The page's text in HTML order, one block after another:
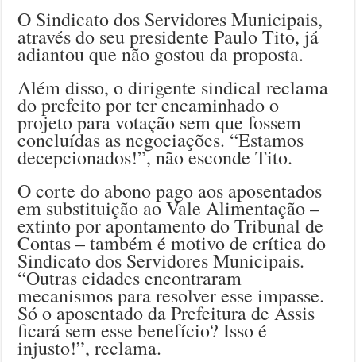
O Sindicato dos Servidores Municipais,
através do seu presidente Paulo Tito, já
adiantou que não gostou da proposta.
Além disso, o dirigente sindical reclama
do prefeito por ter encaminhado o
projeto para votação sem que fossem
concluídas as negociações. “Estamos
decepcionados!”, não esconde Tito.
O corte do abono pago aos aposentados
em substituição ao Vale Alimentação –
extinto por apontamento do Tribunal de
Contas – também é motivo de crítica do
Sindicato dos Servidores Municipais.
“Outras cidades encontraram
mecanismos para resolver esse impasse.
Só o aposentado da Prefeitura de Assis
ficará sem esse benefício? Isso é
injusto!”, reclama.